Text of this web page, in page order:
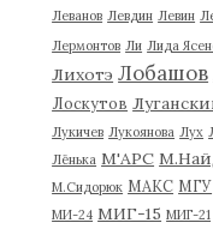
Леванов Левдин Левин
Лермонтов Ли Лида
Лихотэ Лобашов
Лоскутов
Лукичев Лукоянова Лух
Лёнька М'АРС
М.Сидорюк МАКС МГУ
МИ-24 МИГ-15 МИГ-21